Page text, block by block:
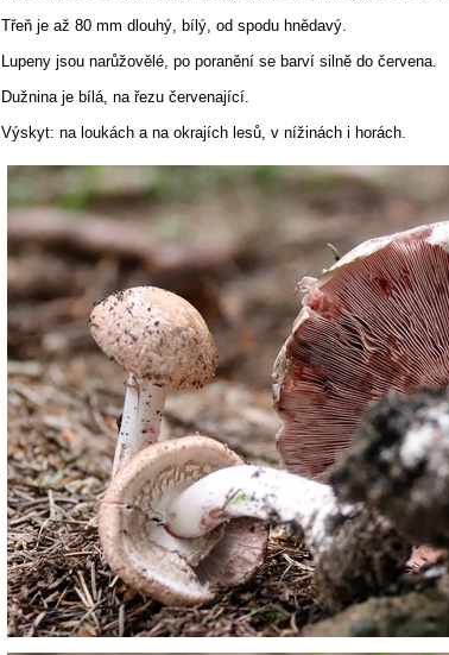
Třeň je až 80 mm dlouhý, bílý, od spodu hnědavý.
Lupeny jsou narůžovělé, po poranění se barví silně do červena.
Dužnina je bílá, na řezu červenající.
Výskyt: na loukách a na okrajích lesů, v nížinách i horách.